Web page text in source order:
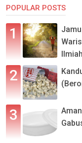
POPULAR POSTS
Ilmiah